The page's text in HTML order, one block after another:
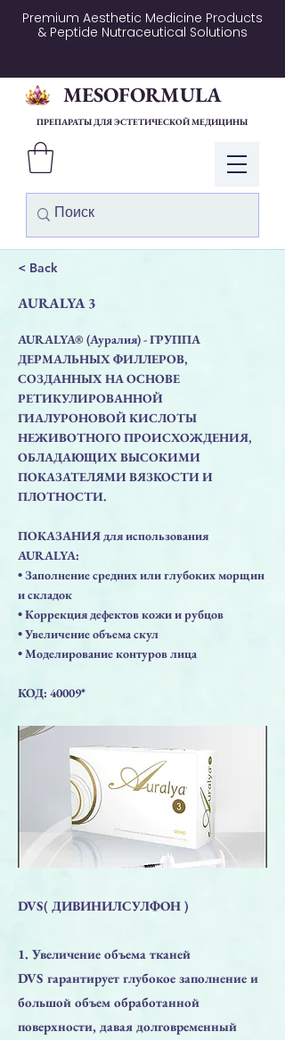
Premium Aesthetic Medicine Products
& Peptide Nutraceutical Solutions
Войти
MESOFORMULA
ПРЕПАРАТЫ ДЛЯ ЭСТЕТИЧЕСКОЙ МЕДИЦИНЫ
< Back
AURALYA 3
AURALYA® (Ауралия) - ГРУППА
ДЕРМАЛЬНЫХ ФИЛЛЕРОВ,
СОЗДАННЫХ НА ОСНОВЕ
РЕТИКУЛИРОВАННОЙ
ГИАЛУРОНОВОЙ КИСЛОТЫ
НЕЖИВОТНОГО ПРОИСХОЖДЕНИЯ,
ОБЛАДАЮЩИХ ВЫСОКИМИ
ПОКАЗАТЕЛЯМИ ВЯЗКОСТИ И
ПЛОТНОСТИ.
ПОКАЗАНИЯ для использования
AURALYA:
• Заполнение средних или глубоких морщин
и складок
• Коррекция дефектов кожи и рубцов
• Увеличение объема скул
• Моделирование контуров лица
КОД: 40009*
DVS( ДИВИНИЛСУЛФОН )
1. Увеличение объема тканей
DVS гарантирует глубокое заполнение и
большой объем обработанной
поверхности, давая долговременный